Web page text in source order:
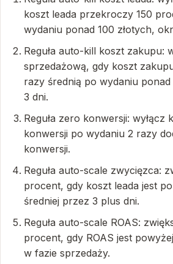
koszt leada przekroczy 150
wydaniu ponad 100 złotych,
Reguła auto-kill koszt zakupu:
sprzedażową, gdy koszt
razy średnią po wydaniu
3 dni.
Reguła zero konwersji: wyłącz
konwersji po wydaniu 2 razy
konwersji.
Reguła auto-scale zwycięzca:
procent, gdy koszt leada jest
średniej przez 3 plus dni.
Reguła auto-scale ROAS:
procent, gdy ROAS jest
w fazie sprzedaży.